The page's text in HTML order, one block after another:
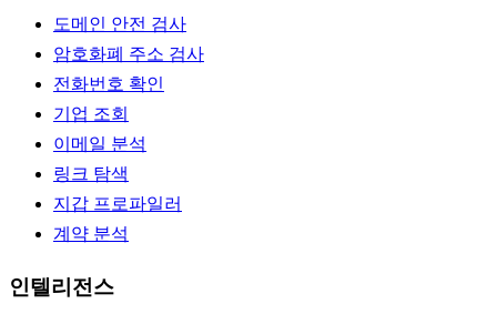
도메인 안전 검사
암호화폐 주소 검사
전화번호 확인
기업 조회
이메일 분석
링크 탐색
지갑 프로파일러
계약 분석
인텔리전스